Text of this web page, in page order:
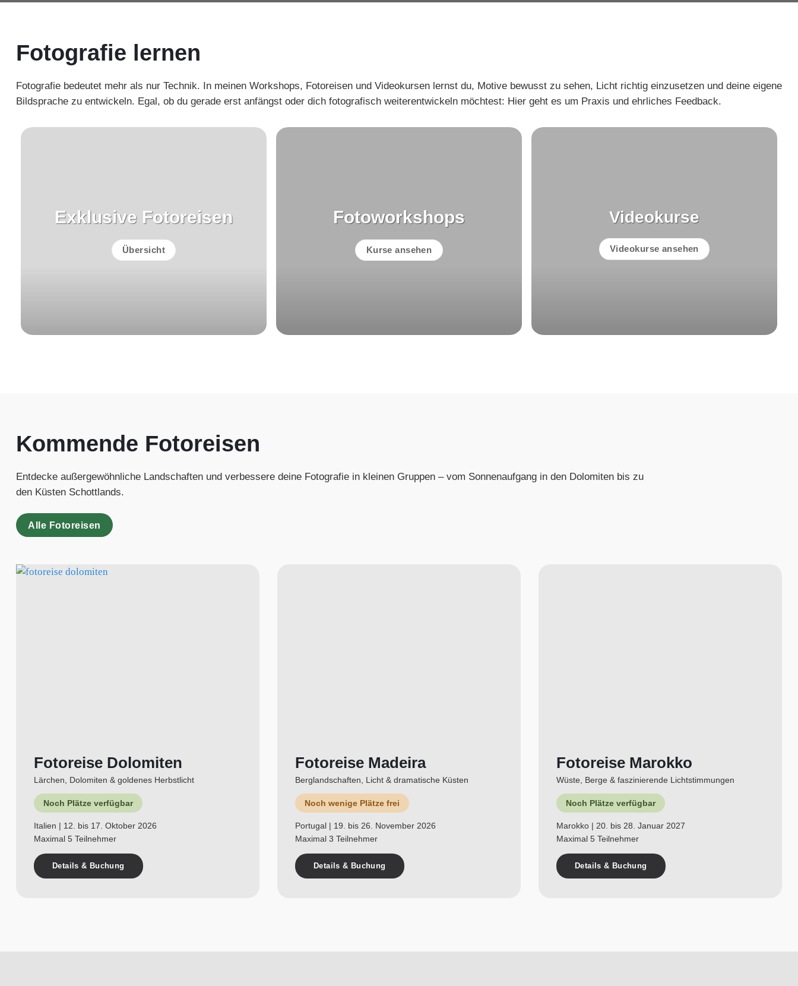
Fotografie lernen
Fotografie bedeutet mehr als nur Technik. In meinen Workshops, Fotoreisen und Videokursen lernst du, Motive bewusst zu sehen, Licht richtig einzusetzen und deine eigene
Bildsprache zu entwickeln. Egal, ob du gerade erst anfängst oder dich fotografisch weiterentwickeln möchtest: Hier geht es um Praxis und ehrliches Feedback.
Exklusive Fotoreisen
Übersicht
Fotoworkshops
Kurse ansehen
Videokurse
Videokurse ansehen
Kommende Fotoreisen
Entdecke außergewöhnliche Landschaften und verbessere deine Fotografie in kleinen Gruppen – vom Sonnenaufgang in den Dolomiten bis zu
den Küsten Schottlands.
Alle Fotoreisen
Fotoreise Dolomiten
Lärchen, Dolomiten & goldenes Herbstlicht
Noch Plätze verfügbar
Italien | 12. bis 17. Oktober 2026
Maximal 5 Teilnehmer
Details & Buchung
Fotoreise Madeira
Berglandschaften, Licht & dramatische Küsten
Noch wenige Plätze frei
Portugal | 19. bis 26. November 2026
Maximal 3 Teilnehmer
Details & Buchung
Fotoreise Marokko
Wüste, Berge & faszinierende Lichtstimmungen
Noch Plätze verfügbar
Marokko | 20. bis 28. Januar 2027
Maximal 5 Teilnehmer
Details & Buchung